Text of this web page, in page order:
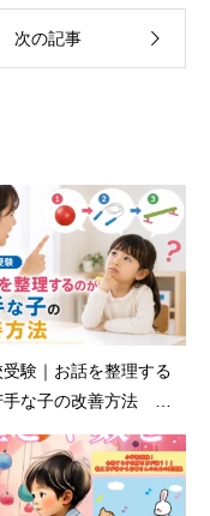
次の記事
験｜お話を整理する
手な子の改善方法 え